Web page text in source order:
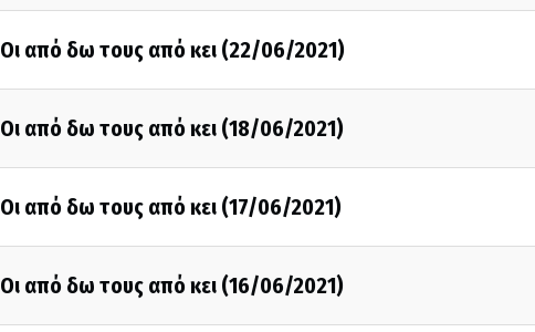
Οι από δω τους από κει (22/06/2021)
Οι από δω τους από κει (18/06/2021)
Οι από δω τους από κει (17/06/2021)
Οι από δω τους από κει (16/06/2021)